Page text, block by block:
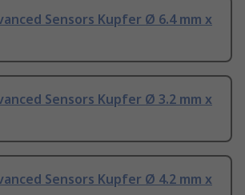
Sensors Kupfer Ø 6.4 mm x
Sensors Kupfer Ø 3.2 mm x
Sensors Kupfer Ø 4.2 mm x